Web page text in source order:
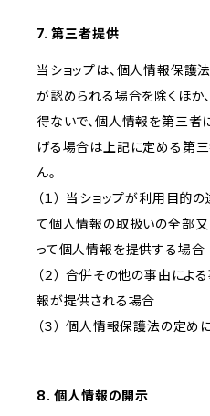
7. 第三者提供
当ショップは、個人情報保護
が認められる場合を除くほか
得ないで、個人情報を第三者
げる場合は上記に定める第
ん。
（１） 当ショップが利用目的
て個人情報の取扱いの全部
って個人情報を提供する場合
（２） 合併その他の事由によ
報が提供される場合
（３） 個人情報保護法の定
8. 個人情報の開示